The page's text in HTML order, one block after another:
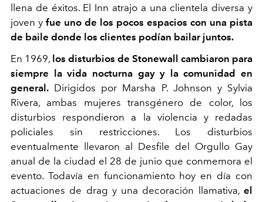
llena de éxitos. El Inn atrajo a una clientela diversa y
joven y fue uno de los pocos espacios con una pista
de baile donde los clientes podían bailar juntos.
En 1969, los disturbios de Stonewall cambiaron para
siempre la vida nocturna gay y la comunidad en
general. Dirigidos por Marsha P. Johnson y Sylvia
Rivera, ambas mujeres transgénero de color, los
disturbios respondieron a la violencia y redadas
policiales sin restricciones. Los disturbios
eventualmente llevaron al Desfile del Orgullo Gay
anual de la ciudad el 28 de junio que conmemora el
evento. Todavía en funcionamiento hoy en día con
actuaciones de drag y una decoración llamativa, el